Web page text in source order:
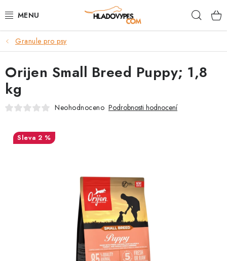
na
POTŘEBY PRO PSY
TAMI PŘEPRAVNÍ BOXY
SPORT SE PSEM
VĚRNOSTNÍ PROGRAM
Granule pro psy
Orijen Small Breed Puppy; 1,8
kg
Neohodnoceno Podrobnosti hodnocení
2 %